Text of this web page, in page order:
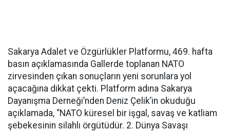
Sakarya Adalet ve Özgürlükler Platformu, 469. hafta
basın açıklamasında Gallerde toplanan NATO
zirvesinden çıkan sonuçların yeni sorunlara yol
açacağına dikkat çekti. Platform adına Sakarya
Dayanışma Derneği’nden Deniz Çelik’in okuduğu
açıklamada, “NATO küresel bir işgal, savaş ve katliam
şebekesinin silahlı örgütüdür. 2. Dünya Savaşı